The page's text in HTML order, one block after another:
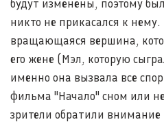
будут изменены, поэтому
никто не прикасался к
вращающаяся вершина,
его жене (Мэл, которую
именно она вызвала все
фильма "Начало" сном или
зрители обратили внимание